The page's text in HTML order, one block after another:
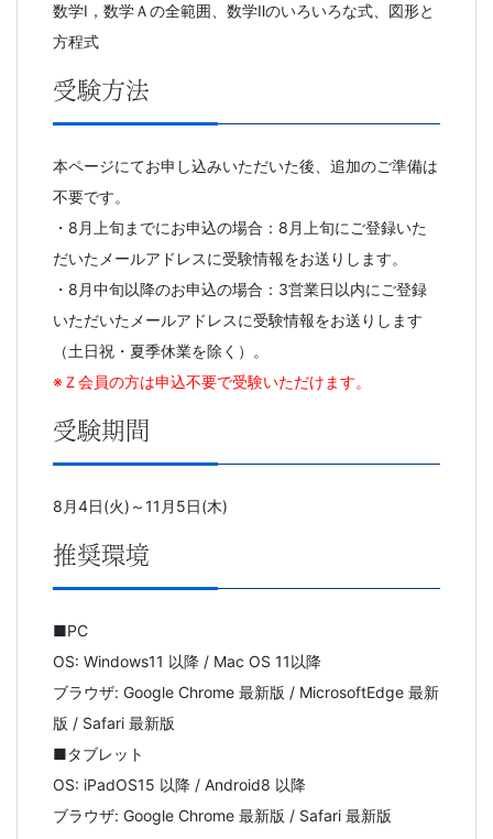
数学Ⅰ，数学Ａの全範囲、数学Ⅱのいろいろな式、図形と
方程式
受験方法
本ページにてお申し込みいただいた後、追加のご準備は
不要です。
・8月上旬までにお申込の場合：8月上旬にご登録いた
だいたメールアドレスに受験情報をお送りします。
・8月中旬以降のお申込の場合：3営業日以内にご登録
いただいたメールアドレスに受験情報をお送りします
（土日祝・夏季休業を除く）。
※Ｚ会員の方は申込不要で受験いただけます。
受験期間
8月4日(火)～11月5日(木)
推奨環境
■PC
OS: Windows11 以降 / Mac OS 11以降
ブラウザ: Google Chrome 最新版 / MicrosoftEdge 最新
版 / Safari 最新版
■タブレット
OS: iPadOS15 以降 / Android8 以降
ブラウザ: Google Chrome 最新版 / Safari 最新版